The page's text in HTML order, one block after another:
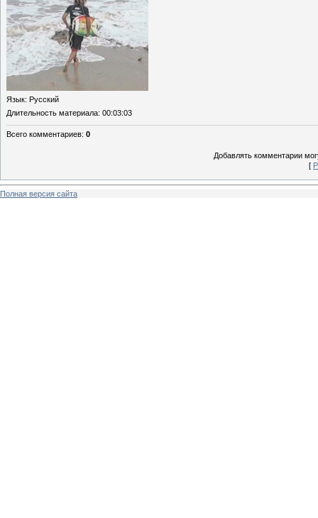
Язык: Русский
Длительность материала: 00:03:03
Всего комментариев: 0
Добавлять комментарии
[
Полная версия сайта